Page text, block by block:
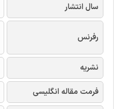
سال انتشار
رفرنس
نشریه
فرمت مقاله انگلیسی